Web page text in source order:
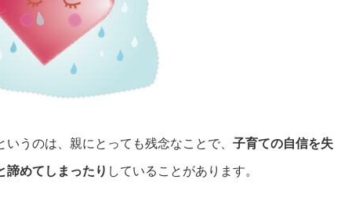
うのは、親にとっても残念なことで、 子育ての自信を失
諦めてしまったり していることがあります。